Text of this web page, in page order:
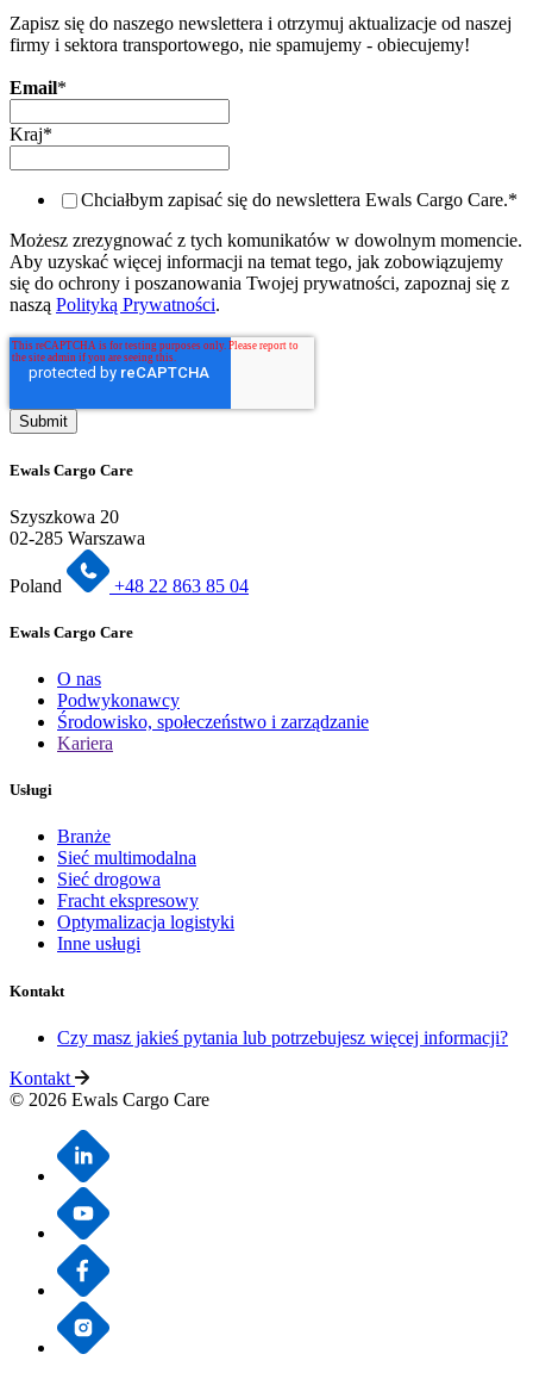
Zapisz się do naszego newslettera i otrzymuj aktualizacje od naszej
firmy i sektora transportowego, nie spamujemy - obiecujemy!
Email*
Kraj*
Chciałbym zapisać się do newslettera Ewals Cargo Care.*
Możesz zrezygnować z tych komunikatów w dowolnym momencie.
Aby uzyskać więcej informacji na temat tego, jak zobowiązujemy
się do ochrony i poszanowania Twojej prywatności, zapoznaj się z
naszą Polityką Prywatności.
Ewals Cargo Care
Szyszkowa 20
02-285 Warszawa
Poland +48 22 863 85 04
Ewals Cargo Care
O nas
Podwykonawcy
Środowisko, społeczeństwo i zarządzanie
Kariera
Usługi
Branże
Sieć multimodalna
Sieć drogowa
Fracht ekspresowy
Optymalizacja logistyki
Inne usługi
Kontakt
Czy masz jakieś pytania lub potrzebujesz więcej informacji?
Kontakt
© 2026 Ewals Cargo Care